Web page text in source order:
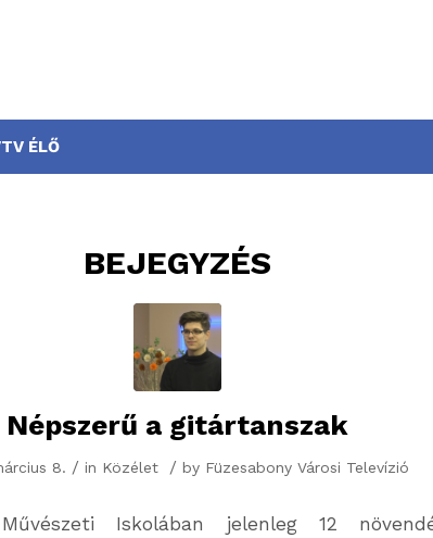
ÉLŐ
BEJEGYZÉS
Népszerű a gitártanszak
8. / in Közélet / by Füzesabony Városi Televízió
Iskolában jelenleg 12